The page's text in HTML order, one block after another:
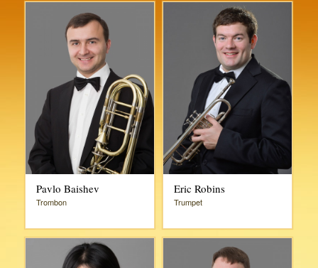
Pavlo Baishev
Trombon
Eric Robins
Trumpet